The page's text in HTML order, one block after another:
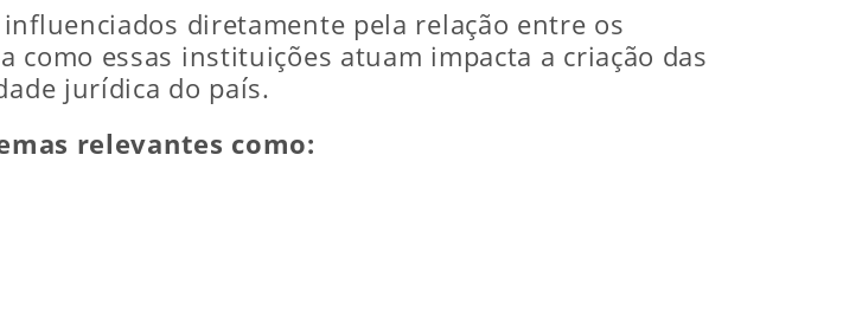
diretamente pela relação entre os
como essas instituições atuam impacta a criação das
jurídica do país.
relevantes como: